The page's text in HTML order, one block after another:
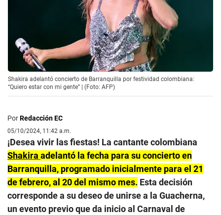
Shakira adelantó concierto de Barranquilla por festividad colombiana:
“Quiero estar con mi gente” | (Foto: AFP)
PorRedacción EC
05/10/2024, 11:42 a.m.
¡Desea vivir las fiestas! La cantante colombiana
Shakira adelantó la fecha para su concierto en
Barranquilla, programado inicialmente para el 21
de febrero, al 20 del mismo mes. Esta decisión
corresponde a su deseo de unirse a la Guacherna,
un evento previo que da inicio al Carnaval de